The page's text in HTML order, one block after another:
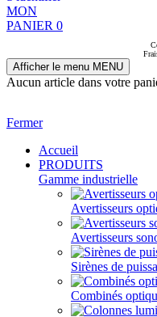
MON
PANIER 0
Afficher le menu MENU
Aucun article dans votre
Fermer
Accueil
PRODUITS
Gamme industrielle
Avertisseurs
Avertisseurs
Sirènes de
Combinés